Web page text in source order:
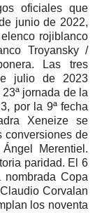
oficiales que
junio de 2022,
rojiblanco
Troyansky /
Las tres
julio de 2023
jornada de la
por la 9ª fecha
Xeneize se
conversiones de
Merentiel.
paridad. El 6
Copa
Corvalan
los noventa